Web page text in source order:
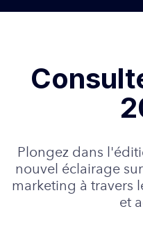
Plongez dans
nouvel éclairage
marketing à travers
et